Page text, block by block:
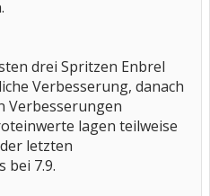
drei Spritzen Enbrel
Verbesserung, danach
Verbesserungen
lagen teilweise
letzten
bei 7.9.